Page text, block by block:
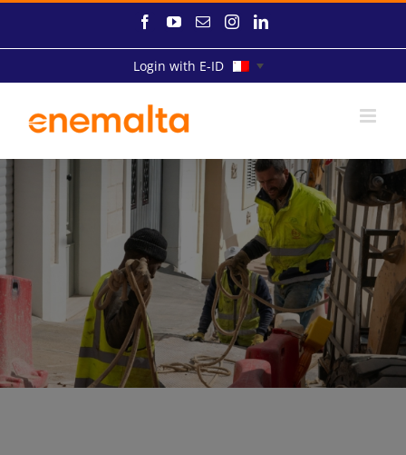
FacebookYouTube
EmailInstagramLinkedIn
Login with E-ID